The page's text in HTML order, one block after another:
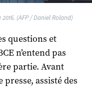
(AFP / Daniel Roland)
questions et
n’entend pas
partie. Avant
assisté des